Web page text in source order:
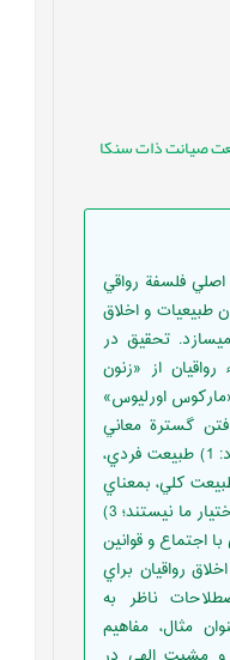
صيانت ذات سنکا
فلسفة رواقي
طبيعيات و اخلاق
تحقيق در
از «زنون
اورليوس»
گسترة معاني
«هماهنگي با طبيعت» حکايت دارد: 1) طبيعت فردي،
با قوة عاقله؛ 2) طبيعت کلي، بمعناي
هماهنگي با تقدير و اموري که در اختيار ما نيستند؛ 3)
اجتماع و قوانين
رواقيان براي
ناظر به
مثال، مفاهيم